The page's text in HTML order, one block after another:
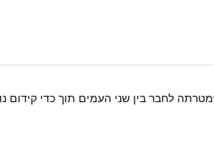
לחבר בין שני העמים תוך כדי קידום